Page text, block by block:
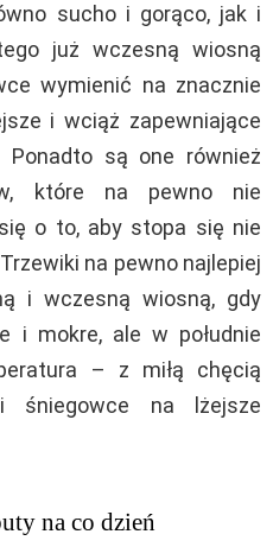
sucho i gorąco, jak i
już wczesną wiosną
wymienić na znacznie
i wciąż zapewniające
są one również
które na pewno nie
o to, aby stopa się nie
na pewno najlepiej
i wczesną wiosną, gdy
i mokre, ale w południe
– z miłą chęcią
śniegowce na lżejsze
na co dzień